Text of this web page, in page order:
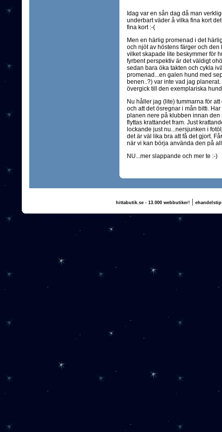
Idag var en sån dag då man
underbart väder å vilka fina kort
fina kort :-(
Men en härlig promenad i det
och njöt av höstens färger och
vilket skapade lite beskymmer för
fyrbent perspektiv är det väldigt
sedan bara öka takten och cykla
promenad...en galen hund med
benen..?) var inte vad jag
övergick till den exemplariska
Nu håller jag (lite) tummarna för
och att det ösregnar i mån bitti.
planen nere på klubben innan den
flyttas krattandet fram. Just
lockande just nu...nersjunken i
det är väl lika bra att få det gjort.
när vi kan börja använda den på
NU...mer slappande och mer te :-)
hittabutik.se - 13.000 webbutiker!|
(c) 2011, nogg.se & Annika Olsson